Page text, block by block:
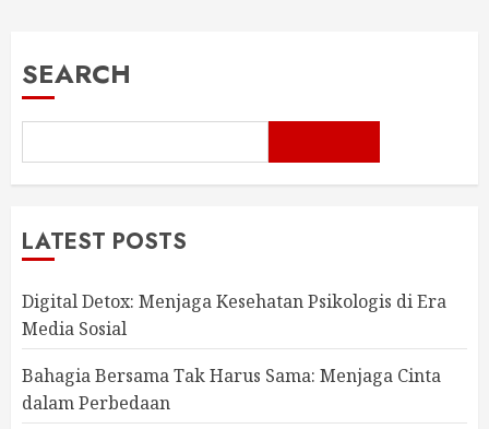
SEARCH
LATEST POSTS
Digital Detox: Menjaga Kesehatan Psikologis di Era
Media Sosial
Bahagia Bersama Tak Harus Sama: Menjaga Cinta
dalam Perbedaan